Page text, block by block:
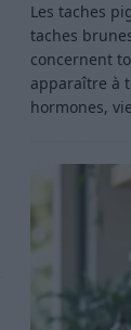
Les taches
taches
concernent
apparaître à
hormones,